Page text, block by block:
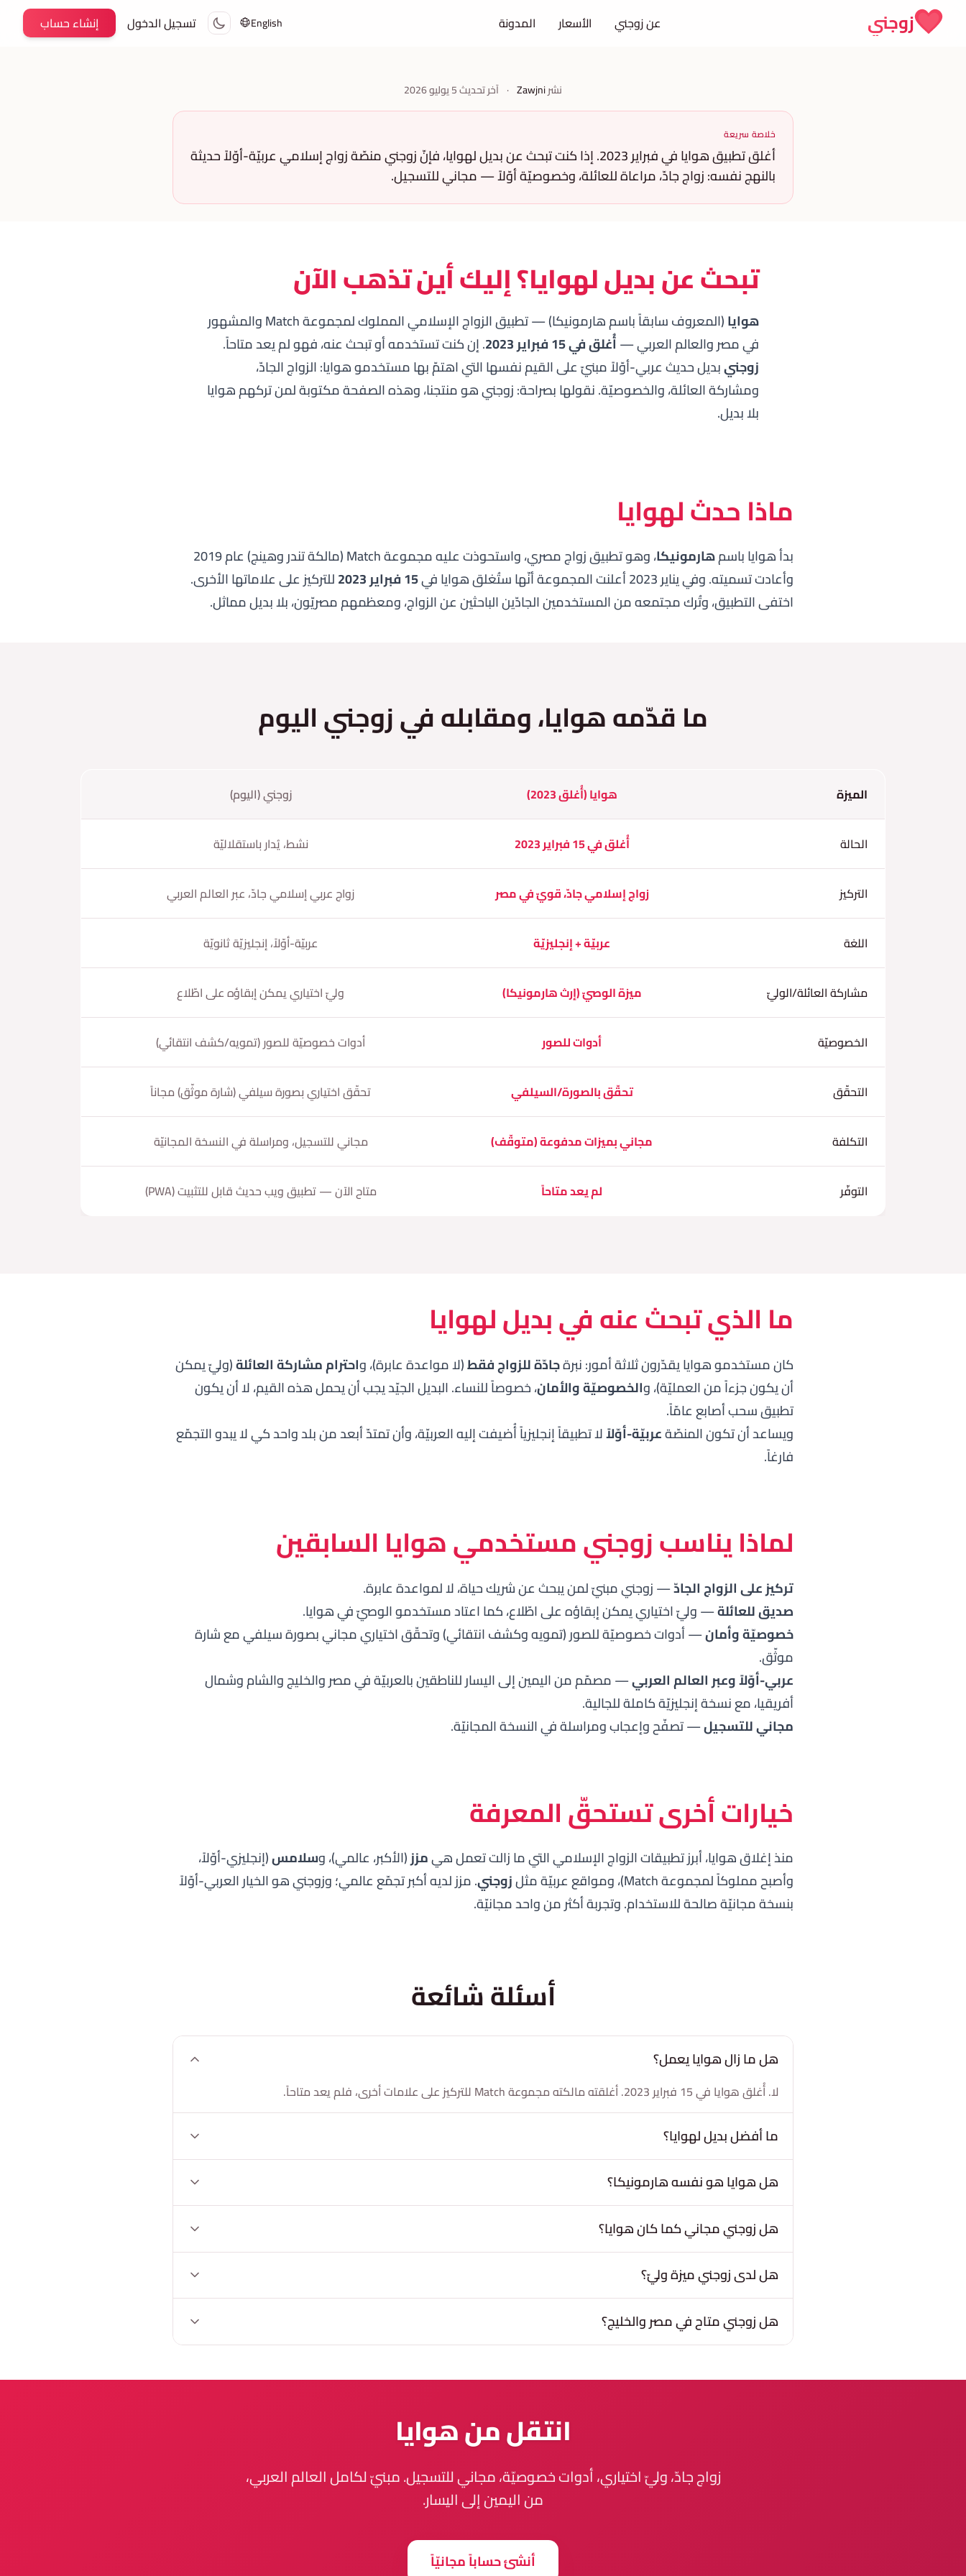
Skip to contentزوجني عن زوجني الأسعار المدونة English تسجيل الدخول إنشاء حساب
نشرZawjni
· آخر تحديث5 يوليو 2026
خلاصة سريعة
أغلق تطبيق هوايا في فبراير 2023. إذا كنت تبحث عن بديل لهوايا، فإنّ زوجني منصّة زواج إسلامي عربيّة-أوّلاً حديثة
بالنهج نفسه: زواج جادّ، مراعاة للعائلة، وخصوصيّة أوّلاً — مجاني للتسجيل.
تبحث عن بديل لهوايا؟ إليك أين تذهب الآن
هوايا
(المعروف سابقاً باسم هارمونيكا) — تطبيق الزواج الإسلامي المملوك لمجموعة Match والمشهور
في مصر والعالم العربي —أُغلق في 15 فبراير 2023
. إن كنت تستخدمه أو تبحث عنه، فهو لم يعد متاحاً.
زوجنيبديل حديث عربي-أوّلاً مبنيّ على القيم نفسها التي اهتمّ بها مستخدمو هوايا: الزواج الجادّ،
ومشاركة العائلة، والخصوصيّة. نقولها بصراحة: زوجني هو منتجنا، وهذه الصفحة مكتوبة لمن تركهم هوايا
بلا بديل.
ماذا حدث لهوايا
بدأ هوايا باسمهارمونيكا
، وهو تطبيق زواج مصري، واستحوذت عليه مجموعة Match (مالكة تندر وهينج) عام 2019
وأعادت تسميته. وفي يناير 2023 أعلنت المجموعة أنّها ستُغلق هوايا في
15 فبراير 2023
للتركيز على علاماتها الأخرى.
اختفى التطبيق، وتُرك مجتمعه من المستخدمين الجادّين الباحثين عن الزواج، ومعظمهم مصريّون، بلا بديل مماثل.
ما قدّمه هوايا، ومقابله في زوجني اليوم
الميزة هوايا (أُغلق 2023) زوجني (اليوم)
الحالة أُغلق في 15 فبراير 2023 نشط، يُدار باستقلاليّة
التركيز زواج إسلامي جادّ، قويّ في مصر زواج عربي إسلامي جادّ، عبر العالم العربي
اللغة عربيّة + إنجليزيّة عربيّة-أوّلاً، إنجليزيّة ثانويّة
مشاركة العائلة/الوليّ ميزة الوصيّ (إرث هارمونيكا) وليّ اختياري يمكن إبقاؤه على اطّلاع
الخصوصيّة أدوات للصور أدوات خصوصيّة للصور (تمويه/كشف انتقائي)
التحقّق تحقّق بالصورة/السيلفي تحقّق اختياري بصورة سيلفي (شارة موثّق) مجاناً
التكلفة مجاني بميزات مدفوعة (متوقّف) مجاني للتسجيل، ومراسلة في النسخة المجانيّة
التوفّر لم يعد متاحاً متاح الآن — تطبيق ويب حديث قابل للتثبيت (PWA)
ما الذي تبحث عنه في بديل لهوايا
كان مستخدمو هوايا يقدّرون ثلاثة أمور: نبرةجادّة للزواج فقط(لا مواعدة عابرة)، واحترام مشاركة العائلة(وليّ يمكن
أن يكون جزءاً من العمليّة)، والخصوصيّة والأمان، خصوصاً للنساء. البديل الجيّد يجب أن يحمل هذه القيم، لا أن يكون
تطبيق سحب أصابع عامّاً.
ويساعد أن تكون المنصّةعربيّة-أوّلاًلا تطبيقاً إنجليزياً أُضيفت إليه العربيّة، وأن تمتدّ أبعد من بلد واحد كي لا يبدو التجمّع
فارغاً.
لماذا يناسب زوجني مستخدمي هوايا السابقين
تركيز على الزواج الجادّ— زوجني مبنيّ لمن يبحث عن شريك حياة، لا لمواعدة عابرة.
صديق للعائلة— وليّ اختياري يمكن إبقاؤه على اطّلاع، كما اعتاد مستخدمو الوصيّ في هوايا.
خصوصيّة وأمان— أدوات خصوصيّة للصور (تمويه وكشف انتقائي) وتحقّق اختياري مجاني بصورة سيلفي مع شارة
موثّق.
عربي-أوّلاً وعبر العالم العربي— مصمّم من اليمين إلى اليسار للناطقين بالعربيّة في مصر والخليج والشام وشمال
أفريقيا، مع نسخة إنجليزيّة كاملة للجالية.
مجاني للتسجيل— تصفّح وإعجاب ومراسلة في النسخة المجانيّة.
خيارات أخرى تستحقّ المعرفة
منذ إغلاق هوايا، أبرز تطبيقات الزواج الإسلامي التي ما زالت تعمل هيمزز(الأكبر، عالمي)، وسلامس(إنجليزي-أوّلاً،
وأصبح مملوكاً لمجموعة Match)، ومواقع عربيّة مثل
زوجني. مزز لديه أكبر تجمّع عالمي؛ وزوجني هو الخيار العربي-أوّلاً
بنسخة مجانيّة صالحة للاستخدام. وتجربة أكثر من واحد مجانيّة.
أسئلة شائعة
هل ما زال هوايا يعمل؟
لا. أُغلق هوايا في 15 فبراير 2023. أغلقته مالكته مجموعة Match للتركيز على علامات أخرى، فلم يعد متاحاً.
ما أفضل بديل لهوايا؟
هل هوايا هو نفسه هارمونيكا؟
هل زوجني مجاني كما كان هوايا؟
هل لدى زوجني ميزة وليّ؟
هل زوجني متاح في مصر والخليج؟
انتقل من هوايا
زواج جادّ، وليّ اختياري، أدوات خصوصيّة، مجاني للتسجيل. مبنيّ لكامل العالم العربي،
من اليمين إلى اليسار.
أنشئ حساباً مجانيّاً